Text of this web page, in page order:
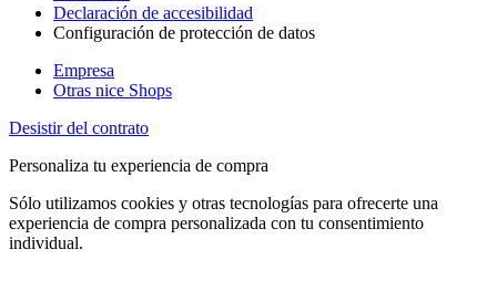
Declaración de accesibilidad
Configuración de protección de datos
Empresa
Otras nice Shops
Desistir del contrato
Personaliza tu experiencia de compra
Sólo utilizamos cookies y otras tecnologías para ofrecerte una
experiencia de compra personalizada con tu consentimiento
individual.